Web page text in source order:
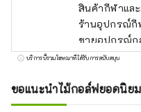
สินค้ากีฬาแล
ร้านอุปกรณ์กี
ขายอุปกรณ์กล
ร้านขายอุปก
กีฬาชื่อดังรวม
สมัยเรานำเ
บริการนี้รวมโฆษณาที่ได้รับการสนับสนุน
ขอแนะนำไม้กอล์ฟยอดนิยม